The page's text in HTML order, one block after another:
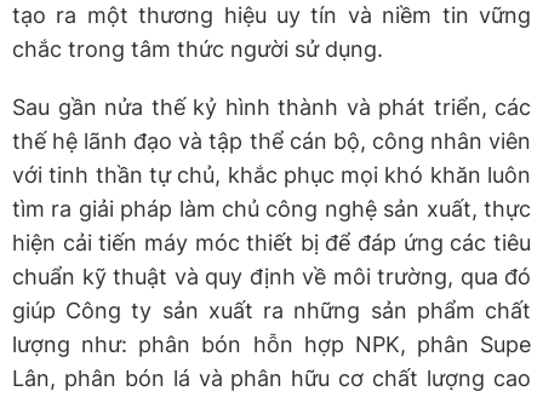
tạo ra một thương hiệu uy tín và niềm tin vững
chắc trong tâm thức người sử dụng.
Sau gần nửa thế kỷ hình thành và phát triển, các
thế hệ lãnh đạo và tập thể cán bộ, công nhân viên
với tinh thần tự chủ, khắc phục mọi khó khăn luôn
tìm ra giải pháp làm chủ công nghệ sản xuất, thực
hiện cải tiến máy móc thiết bị để đáp ứng các tiêu
chuẩn kỹ thuật và quy định về môi trường, qua đó
giúp Công ty sản xuất ra những sản phẩm chất
lượng như: phân bón hỗn hợp NPK, phân Supe
Lân, phân bón lá và phân hữu cơ chất lượng cao